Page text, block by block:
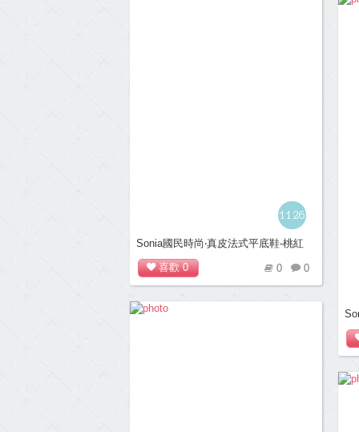
1126
Sonia國民時尚‧真皮法式平底鞋-桃紅
喜歡0 0
0